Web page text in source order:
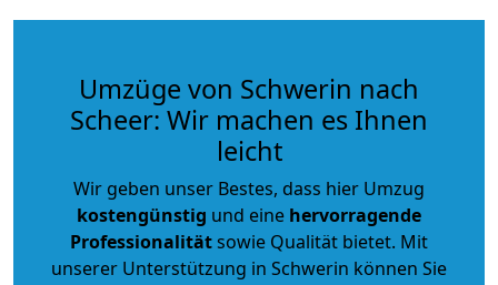
Umzüge von Schwerin nach
Scheer: Wir machen es Ihnen
leicht
Wir geben unser Bestes, dass hier Umzug
kostengünstig und eine hervorragende
Professionalitätsowie Qualität bietet. Mit
unserer Unterstützung in Schwerin können Sie